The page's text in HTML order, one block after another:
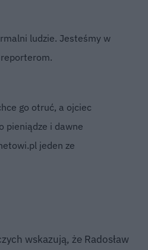
ludzie. Jesteśmy w
go otruć, a ojciec
pieniądze i dawne
jeden ze
wskazują, że Radosław